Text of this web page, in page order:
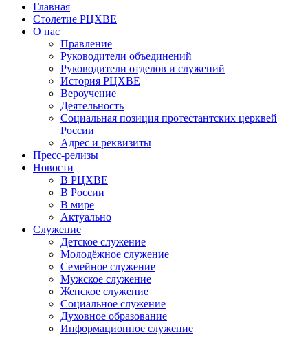
Главная
Столетие РЦХВЕ
О нас
Правление
Руководители объединений
Руководители отделов и служений
История РЦХВЕ
Вероучение
Деятельность
Социальная позиция протестантских церквей
России
Адрес и реквизиты
Пресс-релизы
Новости
В РЦХВЕ
В России
В мире
Актуально
Служение
Детское служение
Молодёжное служение
Семейное служение
Мужское служение
Женское служение
Социальное служение
Духовное образование
Информационное служение